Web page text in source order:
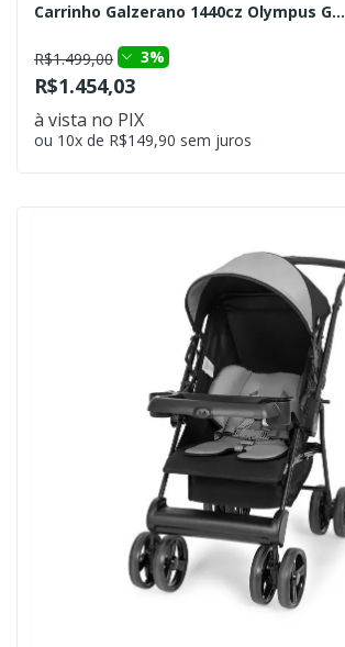
Carrinho Galzerano 1440cz Olympus G...
R$1.499,00 3%
R$1.454,03
à vista no PIX
ou 10x de R$149,90 sem juros